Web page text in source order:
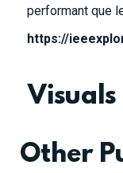
performant que
https://
Visuals
Other